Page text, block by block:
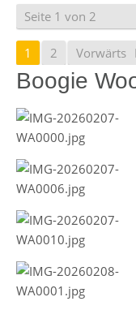
Seite 1 von 2
1 2 Vorwärts
Boogie